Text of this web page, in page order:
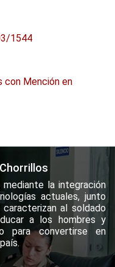
1544
con Mención en
la integración
actuales, junto
al soldado
a los hombres y
para convertirse en